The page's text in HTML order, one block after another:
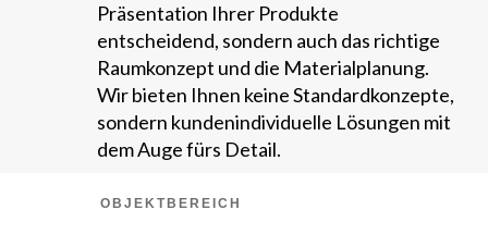
Präsentation Ihrer Produkte
entscheidend, sondern auch das richtige
Raumkonzept und die Materialplanung.
Wir bieten Ihnen keine Standardkonzepte,
sondern kundenindividuelle Lösungen mit
dem Auge fürs Detail.
OBJEKTBEREICH